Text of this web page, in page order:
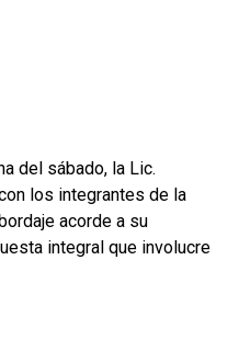
del sábado, la Lic.
los integrantes de la
acorde a su
integral que involucre